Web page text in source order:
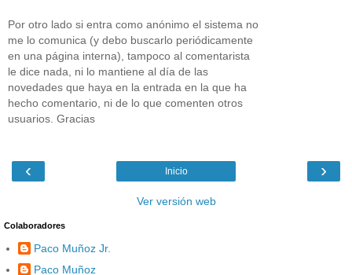
Por otro lado si entra como anónimo el sistema no
me lo comunica (y debo buscarlo periódicamente
en una página interna), tampoco al comentarista
le dice nada, ni lo mantiene al día de las
novedades que haya en la entrada en la que ha
hecho comentario, ni de lo que comenten otros
usuarios. Gracias
‹ ›
Inicio
Ver versión web
Colaboradores
Paco Muñoz Jr.
Paco Muñoz